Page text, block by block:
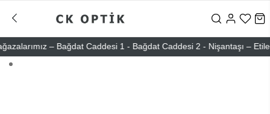
– Bağdat Caddesi 1 - Bağdat Caddesi 2 - Nişantaşı – Etiler –